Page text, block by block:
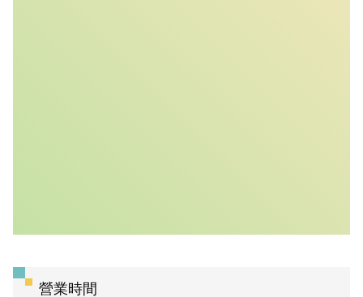
營業時間